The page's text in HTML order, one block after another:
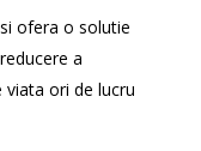
ofera o solutie
a
ori de lucru